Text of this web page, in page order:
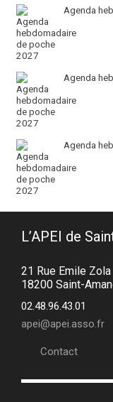
Agenda
Agenda
Agenda
L’APEI de
21 Rue Emile Zola
18200 Saint-
02.48.96.43.01
apei@apei.asso.fr
Contact